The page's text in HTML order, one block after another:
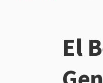
navegación
El